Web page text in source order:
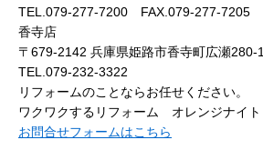
TEL.079-277-7200 FAX.079-277-7205
香寺店
〒679-2142 兵庫県姫路市香寺町広瀬280-1
TEL.079-232-3322
リフォームのことならお任せください。
ワクワクするリフォーム オレンジナイト
お問合せフォームはこちら